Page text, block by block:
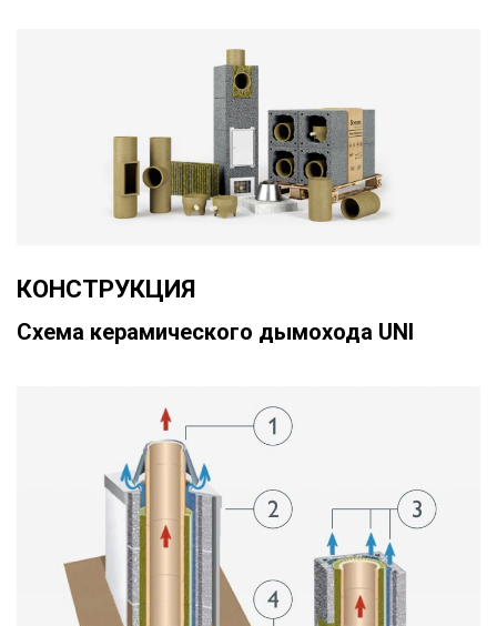
КОНСТРУКЦИЯ
Схема керамического дымохода UNI